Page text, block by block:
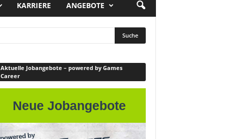
KARRIERE ANGEBOTE
Aktuelle Jobangebote – powered by Games
Career